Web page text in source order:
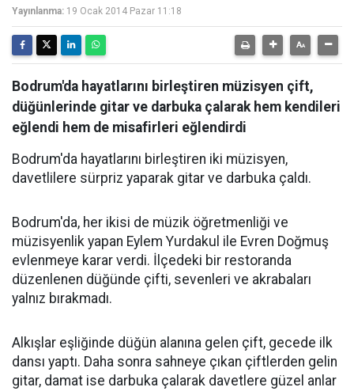
Yayınlanma: 19 Ocak 2014 Pazar 11:18
Bodrum'da hayatlarını birleştiren müzisyen çift,
düğünlerinde gitar ve darbuka çalarak hem kendileri
eğlendi hem de misafirleri eğlendirdi
Bodrum'da hayatlarını birleştiren iki müzisyen,
davetlilere sürpriz yaparak gitar ve darbuka çaldı.
Bodrum'da, her ikisi de müzik öğretmenliği ve
müzisyenlik yapan Eylem Yurdakul ile Evren Doğmuş
evlenmeye karar verdi. İlçedeki bir restoranda
düzenlenen düğünde çifti, sevenleri ve akrabaları
yalnız bırakmadı.
Alkışlar eşliğinde düğün alanına gelen çift, gecede ilk
dansı yaptı. Daha sonra sahneye çıkan çiftlerden gelin
gitar, damat ise darbuka çalarak davetlere güzel anlar